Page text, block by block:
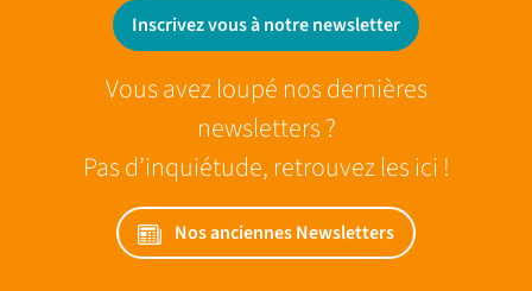
Inscrivez vous à notre newsletter
Vous avez loupé nos dernières
newsletters ?
Pas d’inquiétude, retrouvez les ici !
Nos anciennes Newsletters